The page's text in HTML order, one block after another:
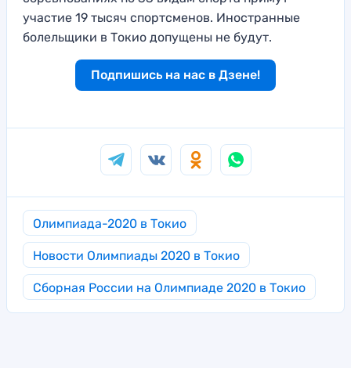
участие 19 тысяч спортсменов. Иностранные
болельщики в Токио допущены не будут.
Подпишись на нас в Дзене!
Олимпиада-2020 в Токио
Новости Олимпиады 2020 в Токио
Сборная России на Олимпиаде 2020 в Токио